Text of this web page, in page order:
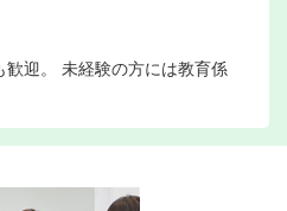
迎。 未経験の方には教育係